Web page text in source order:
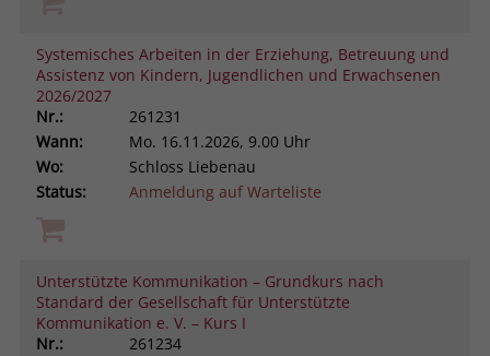
Systemisches Arbeiten in der Erziehung, Betreuung und
Assistenz von Kindern, Jugendlichen und Erwachsenen
2026/2027
Nr.:
261231
Wann:
Mo. 16.11.2026, 9.00 Uhr
Wo:
Schloss Liebenau
Status:
Anmeldung auf Warteliste
Unterstützte Kommunikation – Grundkurs nach
Standard der Gesellschaft für Unterstützte
Kommunikation e. V. – Kurs I
Nr.:
261234